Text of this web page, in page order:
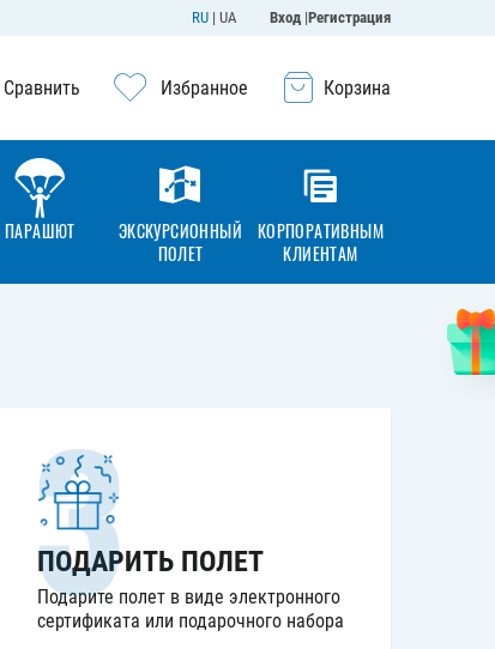
Вход |Регистрация
RU | UA
Сравнить Избранное Корзина
ПАРАШЮТ
ЭКСКУРСИОННЫЙ
ПОЛЕТ
КОРПОРАТИВНЫМ
КЛИЕНТАМ
3
ПОДАРИТЬ ПОЛЕТ
Подарите полет в виде электронного
сертификата или подарочного набора